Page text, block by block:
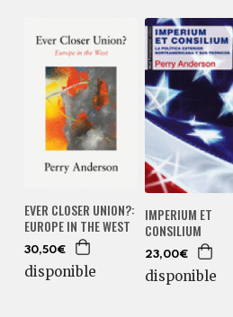
EVER CLOSER UNION?:
EUROPE IN THE WEST
30,50€
disponible
IMPERIUM ET
CONSILIUM
23,00€
disponible